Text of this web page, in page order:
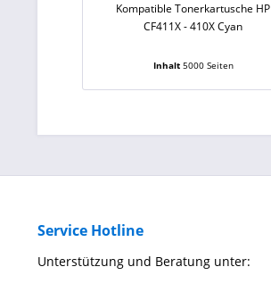
Kompatible Tonerkartusche HP
CF411X - 410X Cyan
Inhalt 5000 Seiten
Service Hotline
Unterstützung und Beratung unter: